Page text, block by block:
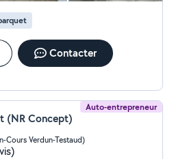
Contacter
Auto-entrepreneur
(NR Concept)
Cours Verdun-Testaud)